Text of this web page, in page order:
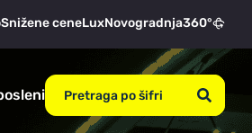
Snižene ceneLuxNovogradnja360°